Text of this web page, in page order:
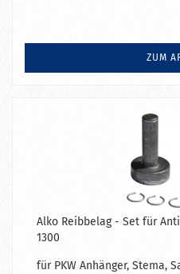
ZUM
Alko Reibbelag - Set für
1300
für PKW Anhänger, Stema,